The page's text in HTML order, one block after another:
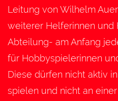
Leitung von Wilhelm
weiterer Helferinnen und
Abteilung- am Anfang
für Hobbyspielerinnen
Diese dürfen nicht aktiv
spielen und nicht an